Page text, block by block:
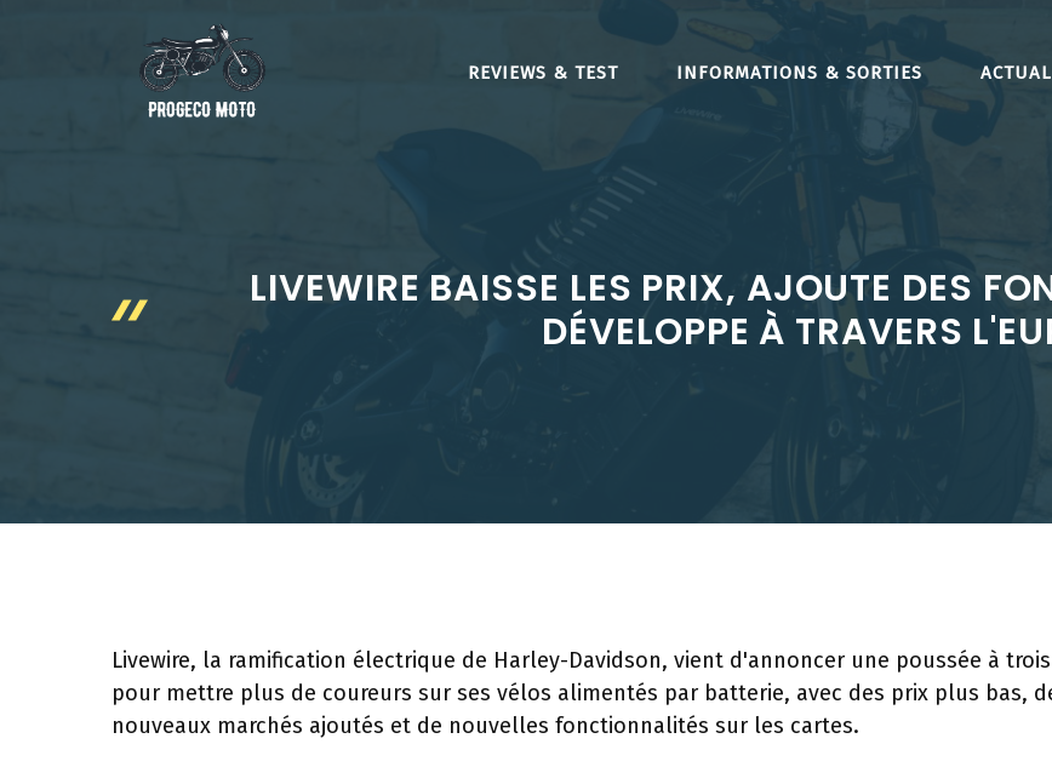
REVIEWS & TEST INFORMATIONS & SORTIES
LIVEWIRE BAISSE LES PRIX, AJOUTE DES
DÉVELOPPE À TRAVERS
Livewire, la ramification électrique de Harley-Davidson, vient d'annoncer une poussée à
pour mettre plus de coureurs sur ses vélos alimentés par batterie, avec des prix plus bas,
nouveaux marchés ajoutés et de nouvelles fonctionnalités sur les cartes.